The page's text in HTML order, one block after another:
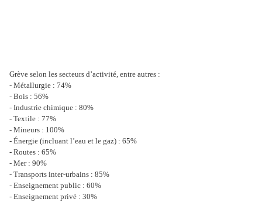
Grève selon les secteurs d’activité, entre autres :
- Métallurgie : 74%
- Bois : 56%
- Industrie chimique : 80%
- Textile : 77%
- Mineurs : 100%
- Énergie (incluant l’eau et le gaz) : 65%
- Routes : 65%
- Mer : 90%
- Transports inter-urbains : 85%
- Enseignement public : 60%
- Enseignement privé : 30%